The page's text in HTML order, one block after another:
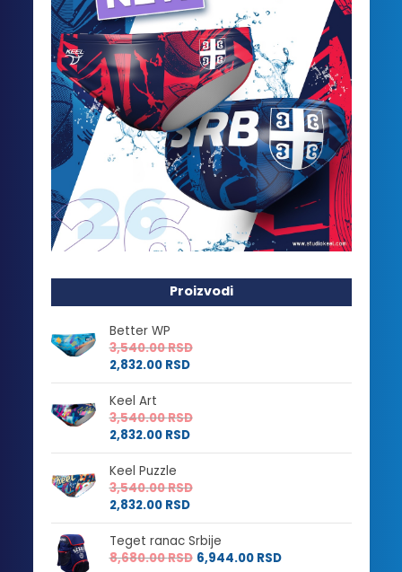
Proizvodi
Better WP
3,540.00RSD
2,832.00 RSD
Keel Art
3,540.00RSD
2,832.00 RSD
Keel Puzzle
3,540.00RSD
2,832.00 RSD
Teget ranac Srbije
8,680.00RSD 6,944.00 RSD